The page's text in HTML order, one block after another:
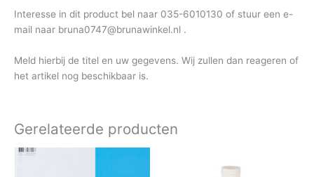
Interesse in dit product bel naar 035-6010130 of stuur een e-
mail naar bruna0747@brunawinkel.nl .
Meld hierbij de titel en uw gegevens. Wij zullen dan reageren of
het artikel nog beschikbaar is.
Gerelateerde producten